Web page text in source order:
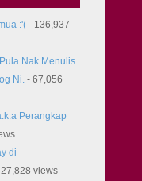
:'(- 136,937
Nak Menulis
Ni.- 67,056
Perangkap
di
views